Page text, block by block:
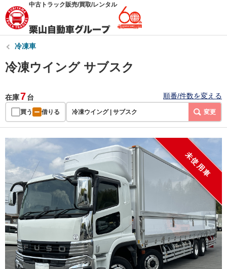
中古トラック販売/買取/レンタル
冷凍車
冷凍ウイング サブスク
在庫7台 順番/件数を変える
買う 借りる 冷凍ウイング | サブスク 変更
未使用車